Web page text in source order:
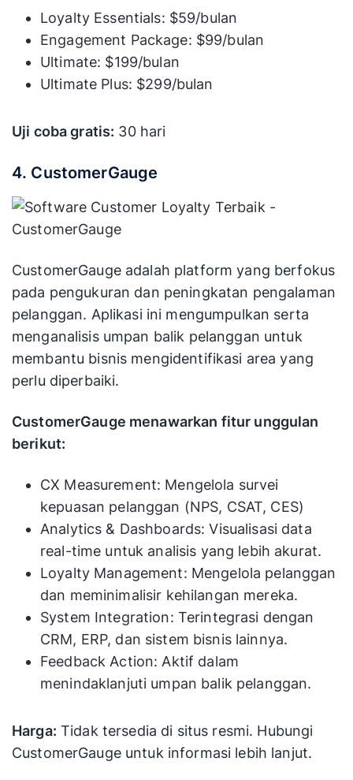
Loyalty Essentials: $59/bulan
Engagement Package: $99/bulan
Ultimate: $199/bulan
Ultimate Plus: $299/bulan
Uji coba gratis: 30 hari
4. CustomerGauge
CustomerGauge adalah platform yang berfokus
pada pengukuran dan peningkatan pengalaman
pelanggan. Aplikasi ini mengumpulkan serta
menganalisis umpan balik pelanggan untuk
membantu bisnis mengidentifikasi area yang
perlu diperbaiki.
CustomerGauge menawarkan fitur unggulan
berikut:
CX Measurement: Mengelola survei
kepuasan pelanggan (NPS, CSAT, CES)
Analytics & Dashboards: Visualisasi data
real-time untuk analisis yang lebih akurat.
Loyalty Management: Mengelola pelanggan
dan meminimalisir kehilangan mereka.
System Integration: Terintegrasi dengan
CRM, ERP, dan sistem bisnis lainnya.
Feedback Action: Aktif dalam
menindaklanjuti umpan balik pelanggan.
Harga: Tidak tersedia di situs resmi. Hubungi
CustomerGauge untuk informasi lebih lanjut.